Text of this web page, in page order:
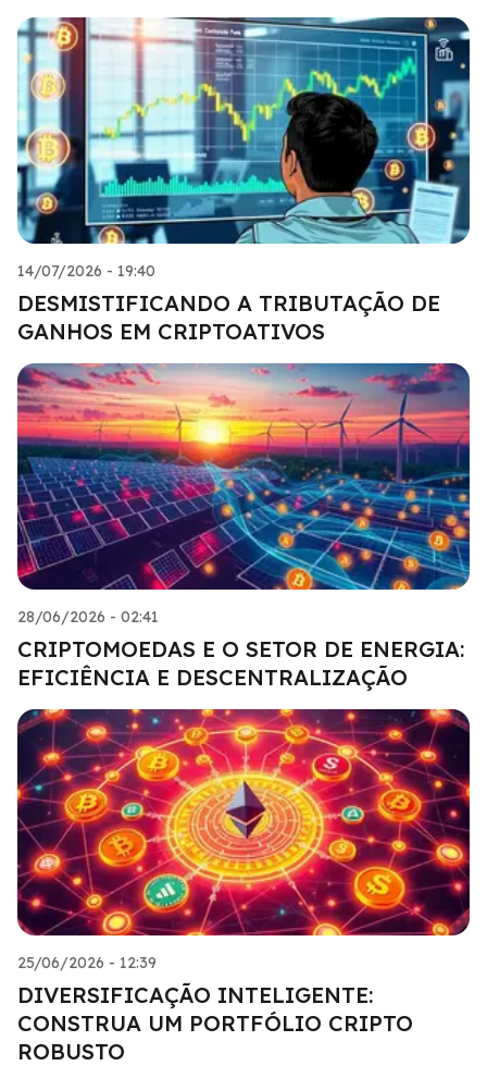
14/07/2026 - 19:40
DESMISTIFICANDO A TRIBUTAÇÃO DE
GANHOS EM CRIPTOATIVOS
28/06/2026 - 02:41
CRIPTOMOEDAS E O SETOR DE ENERGIA:
EFICIÊNCIA E DESCENTRALIZAÇÃO
25/06/2026 - 12:39
DIVERSIFICAÇÃO INTELIGENTE:
CONSTRUA UM PORTFÓLIO CRIPTO
ROBUSTO